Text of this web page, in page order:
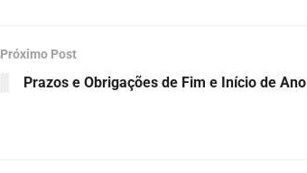
Próximo Post
Prazos e Obrigações de Fim e Início de Ano